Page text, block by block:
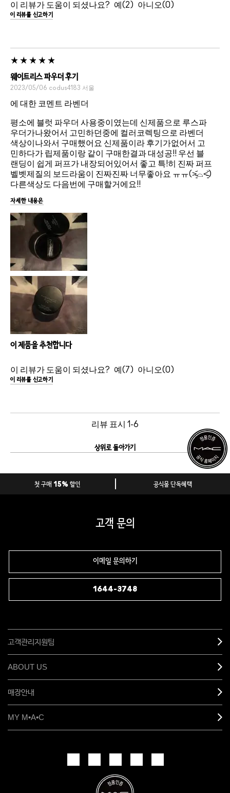
이 리뷰가 도움이 되셨나요? 2 0
이 리뷰를 신고하기
웨이트리스 파우더 후기
2023/05/06 codus4183 서울
에 대한 코멘트 라벤더
평소에 블럿 파우더 사용중이였는데 신제품으로 루스파
우더가나왔어서 고민하던중에 컬러코렉팅으로 라벤더
색상이나와서 구매했어요 신제품이라 후기가없어서 고
민하다가 립제품이랑 같이 구매한결과 대성공!! 우선 블
랜딩이 쉽게 퍼프가 내장되어있어서 좋고 특!히 진짜 퍼프
벨벳제질의 보드라움이 진짜진짜 너무좋아요 ㅠㅠ(˃̵͈᷄⌓˂̵͈᷅)
다른색상도 다음번에 구매할거에요!!
자세한 내용은
이 제품을 추천합니다
이 리뷰가 도움이 되셨나요? 7 0
이 리뷰를 신고하기
리뷰 표시 1-6
상위로 돌아가기
첫 구매 15% 할인 공식몰 단독혜택
고객 문의
이메일 문의하기
1644-3748
고객관리지원팀
ABOUT US
매장안내
MY M•A•C